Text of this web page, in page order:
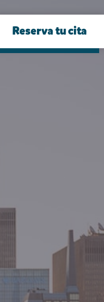
Reserva tu cita